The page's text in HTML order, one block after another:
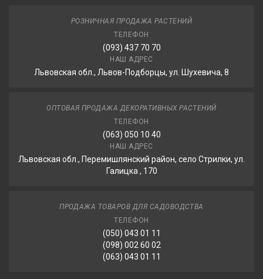
РОЗНИЧНАЯ ПРОДАЖА РАСТЕНИЙ
ТЕЛЕФОН
(093) 437 70 70
НАШ АДРЕС
Львовская обл., Львов-Подборцы, ул. Шухевича, 8
ОПТОВАЯ ПРОДАЖА ДЕКОРАТИВНЫХ РАСТЕНИЙ
ТЕЛЕФОН
(063) 050 10 40
НАШ АДРЕС
Львовская обл., Перемишлянский район, село Стрилки, ул.
Галицка , 170
ПРОДАЖА ТОВАРОВ ДЛЯ САДОВОДСТВА
ТЕЛЕФОН
(050) 043 01 11
(098) 002 60 02
(063) 043 01 11